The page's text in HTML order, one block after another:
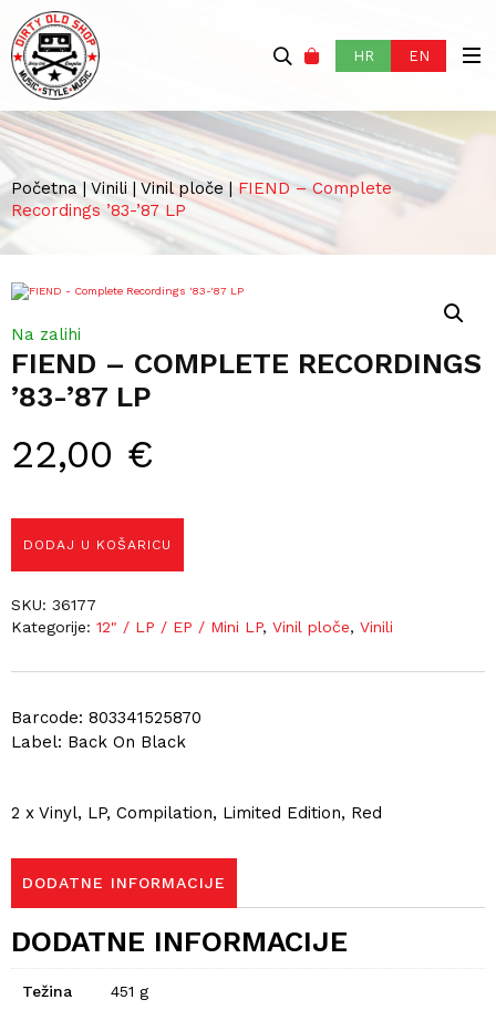
HR EN
Početna | Vinili | Vinil ploče|FIEND – Complete
Recordings ’83-’87 LP
FIEND – COMPLETE RECORDINGS
’83-’87 LP
22,00 €
Barcode: 803341525870
Label: Back On Black
2 x Vinyl, LP, Compilation, Limited Edition, Red
Na zalihi
DODAJ U KOŠARICU
SKU: 36177
Kategorije: 12" / LP / EP / Mini LP, Vinil ploče, Vinili
DODATNE INFORMACIJE
DODATNE INFORMACIJE
Težina 451 g